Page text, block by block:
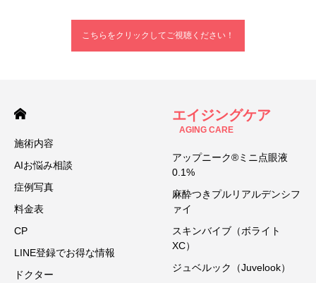
こちらをクリックしてご視聴ください！
施術内容
AIお悩み相談
症例写真
料金表
CP
LINE登録でお得な情報
ドクター
エイジングケア
AGING CARE
アップニーク®ミニ点眼液
0.1%
麻酔つきプルリアルデンシフ
ァイ
スキンバイブ（ボライト
XC）
ジュベルック（Juvelook）